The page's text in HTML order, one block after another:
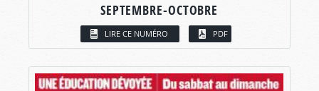
SEPTEMBRE-OCTOBRE
LIRE CE NUMÉRO PDF